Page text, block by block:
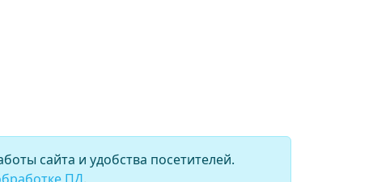
сайта и удобства посетителей.